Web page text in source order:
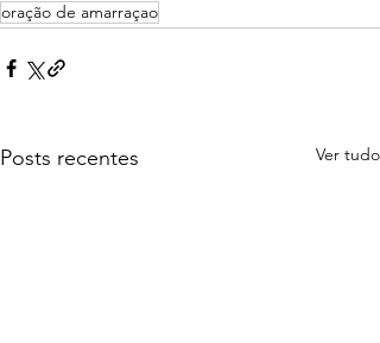
oração de amarraçao
Posts recentes Ver tudo